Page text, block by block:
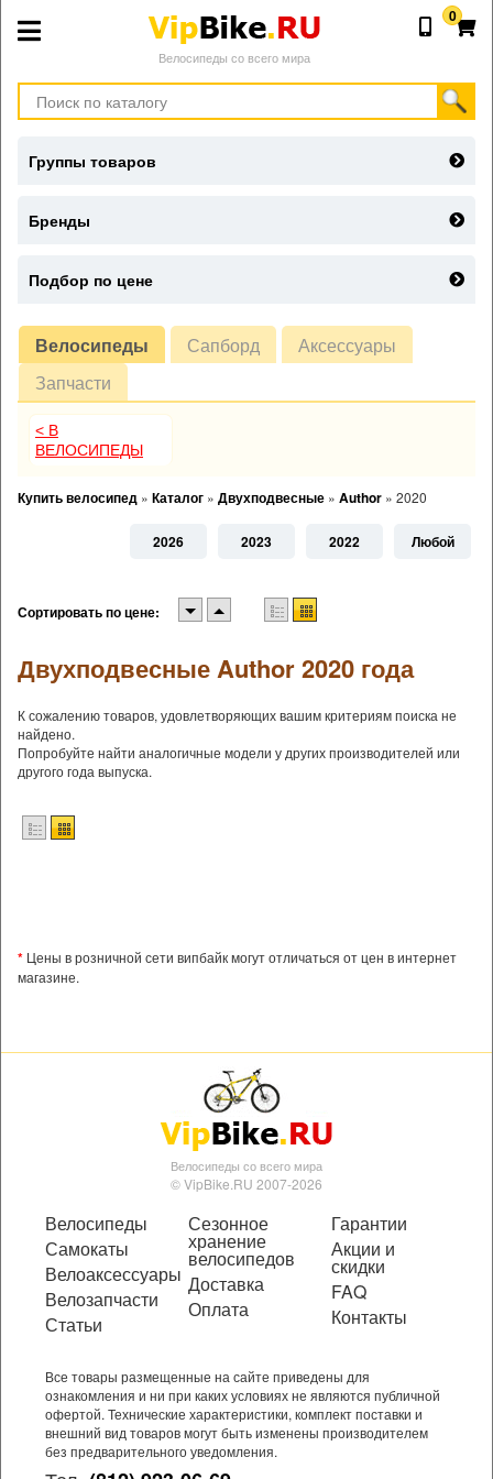
Велосипеды со всего мира
0
Велосипеды Сапборд
Аксессуары
Запчасти
< В
ВЕЛОСИПЕДЫ
Купить велосипед » Каталог » Двухподвесные » Author » 2020
2026 2023 2022 Любой
Сортировать по цене:
Двухподвесные Author 2020 года
К сожалению товаров, удовлетворяющих вашим критериям поиска не
найдено.
Попробуйте найти аналогичные модели у других производителей или
другого года выпуска.
* Цены в розничной сети випбайк могут отличаться от цен в интернет
магазине.
Группы товаров
Бренды
Подбор по цене
Велосипеды со всего мира
© VipBike.RU 2007-2026
Велосипеды
Самокаты
Велоаксессуары
Велозапчасти
Статьи
Сезонное
хранение
велосипедов
Доставка
Оплата
Гарантии
Акции и
скидки
FAQ
Контакты
Все товары размещенные на сайте приведены для
ознакомления и ни при каких условиях не являются публичной
офертой. Технические характеристики, комплект поставки и
внешний вид товаров могут быть изменены производителем
без предварительного уведомления.